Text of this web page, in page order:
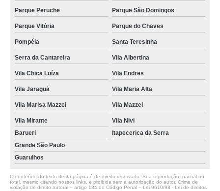
Parque Peruche Parque São Domingos
Parque Vitória Parque do Chaves
Pompéia Santa Teresinha
Serra da Cantareira Vila Albertina
Vila Chica Luíza Vila Endres
Vila Jaraguá Vila Maria Alta
Vila Marisa Mazzei Vila Mazzei
Vila Mirante
Vila Nivi
Barueri
Itapecerica da Serra
Grande São Paulo
Guarulhos
O conteúdo do texto desta página é de direito reservado. Sua reprodução, parcial ou
total, mesmo citando nossos links, é proibida sem a autorização do autor. Crime de
violação de direito autoral – artigo 184 do Código Penal – Lei 9610/98 - Lei de direitos